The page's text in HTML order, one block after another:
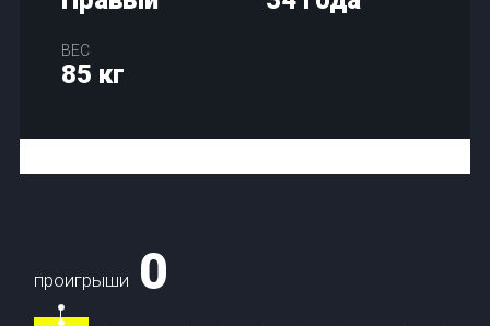
ВЕС
85 кг
проигрыши 0